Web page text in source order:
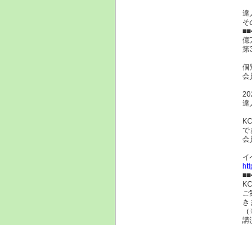
達
そ
億
第
個
会
達
で
会
イ
き
講